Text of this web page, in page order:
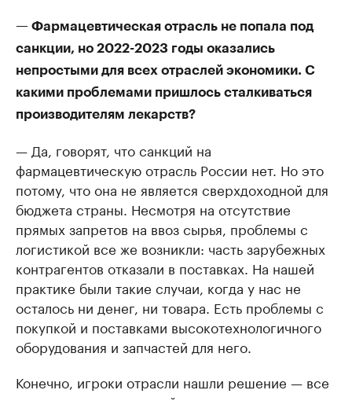
— Фармацевтическая отрасль не попала под
санкции, но 2022-2023 годы оказались
непростыми для всех отраслей экономики. С
какими проблемами пришлось сталкиваться
производителям лекарств?
— Да, говорят, что санкций на
фармацевтическую отрасль России нет. Но это
потому, что она не является сверхдоходной для
бюджета страны. Несмотря на отсутствие
прямых запретов на ввоз сырья, проблемы с
логистикой все же возникли: часть зарубежных
контрагентов отказали в поставках. На нашей
практике были такие случаи, когда у нас не
осталось ни денег, ни товара. Есть проблемы с
покупкой и поставками высокотехнологичного
оборудования и запчастей для него.
Конечно, игроки отрасли нашли решение — все